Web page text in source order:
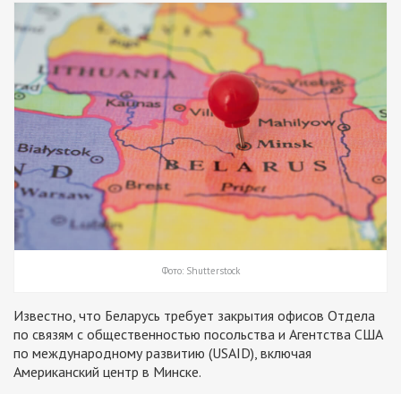
Фото: Shutterstock
Известно, что Беларусь требует закрытия офисов Отдела
по связям с общественностью посольства и Агентства США
по международному развитию (USAID), включая
Американский центр в Минске.